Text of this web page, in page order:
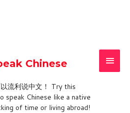
Chinese
流利说中文！ Try this
speak Chinese like a native
of time or living abroad!